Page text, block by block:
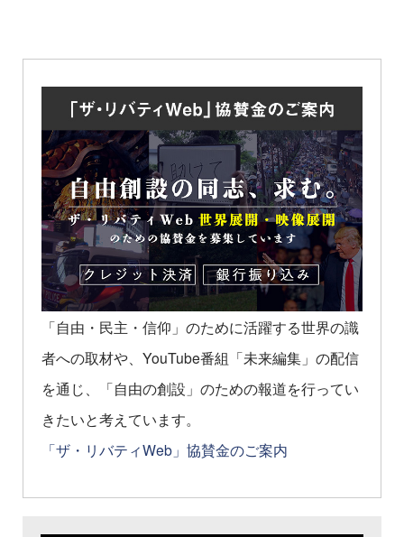
「自由・民主・信仰」のために活躍する世界の識
者への取材や、YouTube番組「未来編集」の配信
を通じ、「自由の創設」のための報道を行ってい
きたいと考えています。
「ザ・リバティWeb」協賛金のご案内